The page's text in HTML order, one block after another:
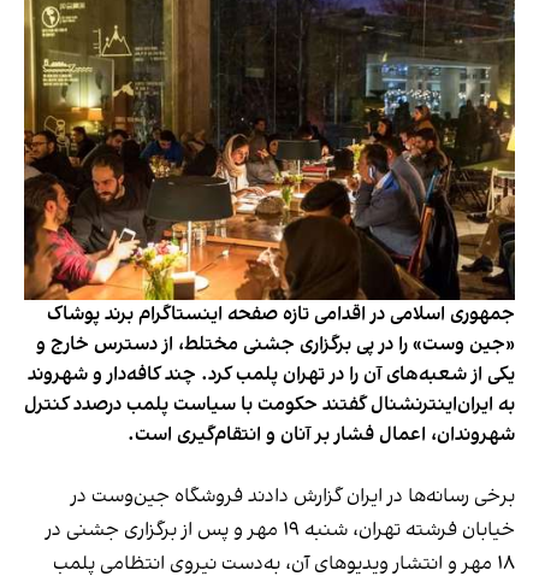
جمهوری اسلامی در اقدامی تازه صفحه اینستاگرام برند پوشاک
«جین وست» را در پی برگزاری جشنی مختلط، از دسترس خارج و
یکی از شعبه‌های آن را در تهران پلمب کرد. چند کافه‌‌دار و شهروند
به ایران‌اینترنشنال گفتند حکومت با سیاست پلمب درصدد کنترل
شهروندان، اعمال فشار بر آنان و انتقام‌گیری است.
برخی رسانه‌ها در ایران گزارش دادند فروشگاه جین‌وست در
خیابان فرشته تهران، شنبه ۱۹ مهر و پس از برگزاری جشنی در
۱۸ مهر و انتشار ویدیوهای آن، به‌دست نیروی انتظامی پلمب